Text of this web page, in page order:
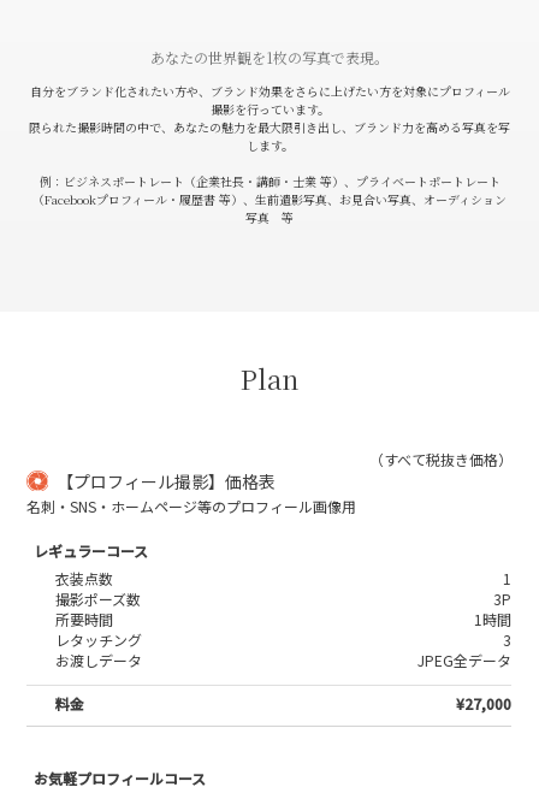
あなたの世界観を1枚の写真で表現。
自分をブランド化されたい方や、ブランド効果をさらに上げたい方を対象にプロフィール
撮影を行っています。
限られた撮影時間の中で、あなたの魅力を最大限引き出し、ブランド力を高める写真を写
します。
例：ビジネスポートレート（企業社長・講師・士業 等）、プライベートポートレート
（Facebookプロフィール・履歴書 等）、生前遺影写真、お見合い写真、オーディション
写真 等
Plan
（すべて税抜き価格）
【プロフィール撮影】価格表
名刺・SNS・ホームページ等のプロフィール画像用
レギュラーコース
1
3P
1時間
3
JPEG全データ
¥27,000
お気軽プロフィールコース